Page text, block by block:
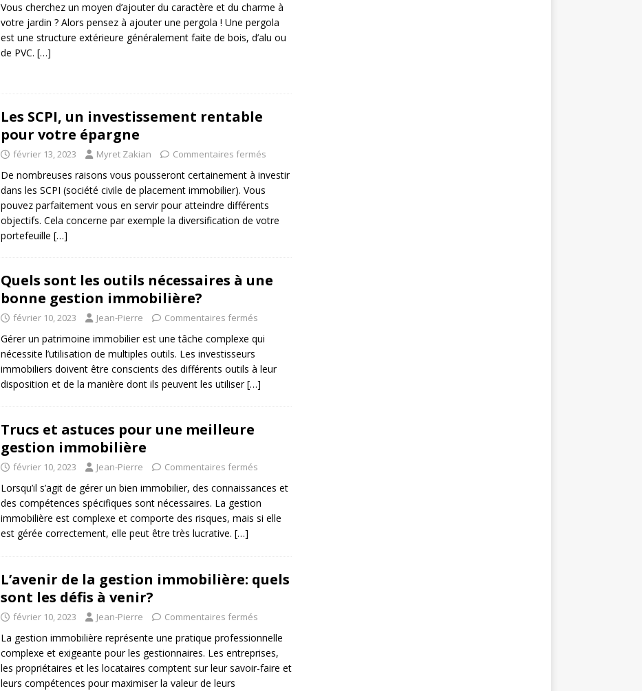
Vous cherchez un moyen d’ajouter du caractère et du charme à
votre jardin ? Alors pensez à ajouter une pergola ! Une pergola
est une structure extérieure généralement faite de bois, d’alu ou
de PVC. […]
Les SCPI, un investissement rentable
pour votre épargne
février 13, 2023 Myret Zakian Commentaires fermés
De nombreuses raisons vous pousseront certainement à investir
dans les SCPI (société civile de placement immobilier). Vous
pouvez parfaitement vous en servir pour atteindre différents
objectifs. Cela concerne par exemple la diversification de votre
portefeuille […]
Quels sont les outils nécessaires à une
bonne gestion immobilière?
février 10, 2023 Jean-Pierre Commentaires fermés
Gérer un patrimoine immobilier est une tâche complexe qui
nécessite l’utilisation de multiples outils. Les investisseurs
immobiliers doivent être conscients des différents outils à leur
disposition et de la manière dont ils peuvent les utiliser[…]
Trucs et astuces pour une meilleure
gestion immobilière
février 10, 2023 Jean-Pierre Commentaires fermés
Lorsqu’il s’agit de gérer un bien immobilier, des connaissances et
des compétences spécifiques sont nécessaires. La gestion
immobilière est complexe et comporte des risques, mais si elle
est gérée correctement, elle peut être très lucrative. […]
L’avenir de la gestion immobilière: quels
sont les défis à venir?
février 10, 2023 Jean-Pierre Commentaires fermés
La gestion immobilière représente une pratique professionnelle
complexe et exigeante pour les gestionnaires. Les entreprises,
les propriétaires et les locataires comptent sur leur savoir-faire et
leurs compétences pour maximiser la valeur de leurs